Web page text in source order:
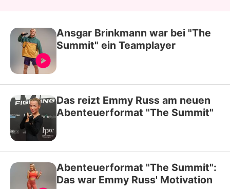
Ansgar Brinkmann war bei "The
Summit" ein Teamplayer
Das reizt Emmy Russ am neuen
Abenteuerformat "The Summit"
Abenteuerformat "The Summit":
Das war Emmy Russ' Motivation